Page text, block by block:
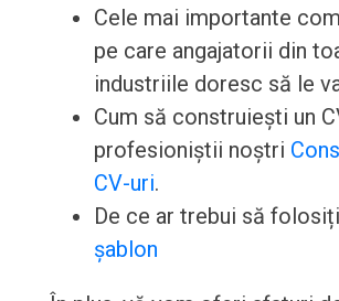
Cele mai importante
pe care angajatorii din
industriile doresc să le
Cum să construiești un
profesioniștii noștri
CV-uri.
De ce ar trebui să
șablon